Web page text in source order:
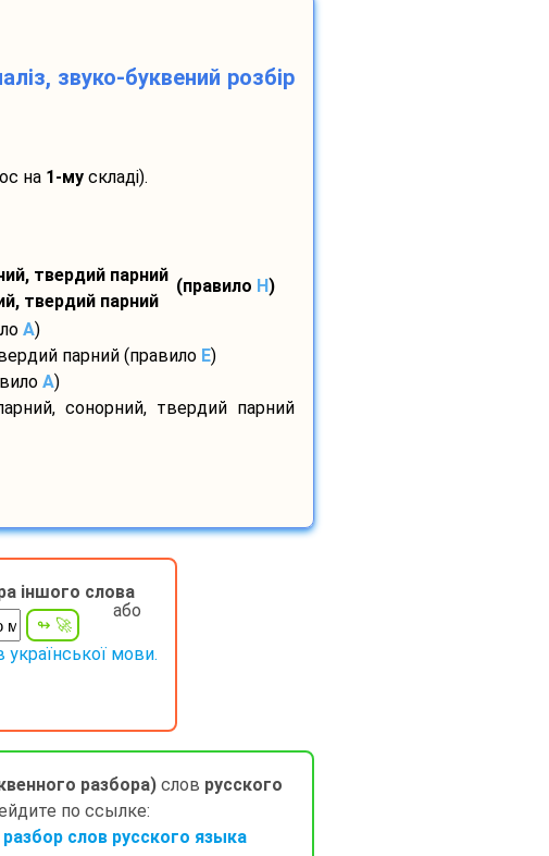
звуко-буквений розбір
на 1-мускладі).
твердий парний
твердий парний
(правило H)
A)
парний (правило E)
A)
сонорний, твердий парний
іншого слова
або
української мови.
разбора)слов русского
по ссылке:
слов русского языка